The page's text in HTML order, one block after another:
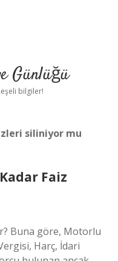
Günlüğü
bilgiler!
siliniyor mu
Faiz
Buna göre, Motorlu
Harç, İdari